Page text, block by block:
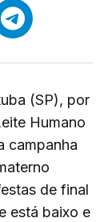
(SP), por
Humano
campanha
de final
está baixo e